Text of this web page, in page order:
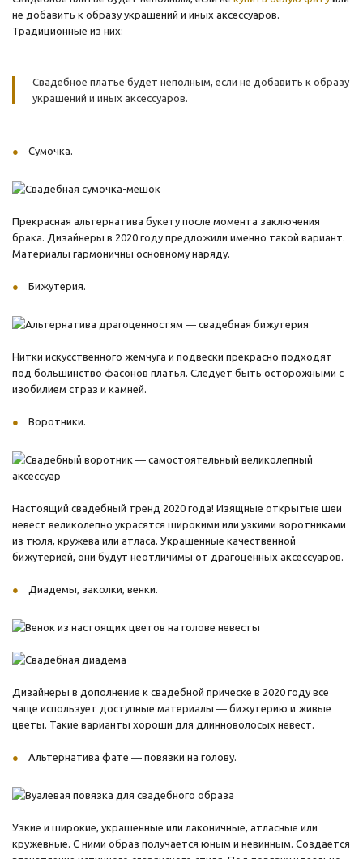
не добавить к образу украшений и иных аксессуаров.
Традиционные из них:
Свадебное платье будет неполным, если не добавить к образу
украшений и иных аксессуаров.
Сумочка.
Прекрасная альтернатива букету после момента заключения
брака. Дизайнеры в 2020 году предложили именно такой вариант.
Материалы гармоничны основному наряду.
Бижутерия.
Нитки искусственного жемчуга и подвески прекрасно подходят
под большинство фасонов платья. Следует быть осторожными с
изобилием страз и камней.
Воротники.
Настоящий свадебный тренд 2020 года! Изящные открытые шеи
невест великолепно украсятся широкими или узкими воротниками
из тюля, кружева или атласа. Украшенные качественной
бижутерией, они будут неотличимы от драгоценных аксессуаров.
Диадемы, заколки, венки.
Дизайнеры в дополнение к свадебной прическе в 2020 году все
чаще использует доступные материалы ― бижутерию и живые
цветы. Такие варианты хороши для длинноволосых невест.
Альтернатива фате ― повязки на голову.
Узкие и широкие, украшенные или лаконичные, атласные или
кружевные. С ними образ получается юным и невинным. Создается